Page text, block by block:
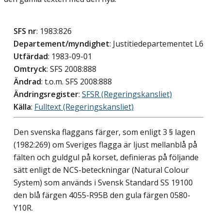
SFS nr: 1983:826
Departement/myndighet: Justitiedepartementet L6
Utfärdad: 1983-09-01
Omtryck: SFS 2008:888
Ändrad: t.o.m. SFS 2008:888
Ändringsregister: SFSR (Regeringskansliet)
Källa: Fulltext (Regeringskansliet)
Den svenska flaggans färger, som enligt 3 § lagen
(1982:269) om Sveriges flagga är ljust mellanblå på
fälten och guldgul på korset, definieras på följande
sätt enligt de NCS-beteckningar (Natural Colour
System) som används i Svensk Standard SS 19100
den blå färgen 4055-R95B den gula färgen 0580-
Y10R.